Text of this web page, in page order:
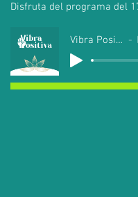
Disfruta del programa del
Vibra Positiva